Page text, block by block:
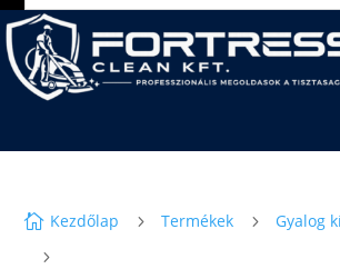
 Kezdőlap 5 Termékek 5 Gyalog
5